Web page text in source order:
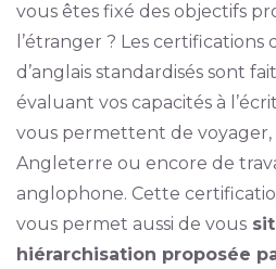
vous êtes fixé des objectifs
l’étranger ? Les certifications
d’anglais standardisés sont
évaluant vos capacités à
vous permettent de voyager,
Angleterre ou encore de
anglophone. Cette
vous permet aussi de vous
hiérarchisation proposée